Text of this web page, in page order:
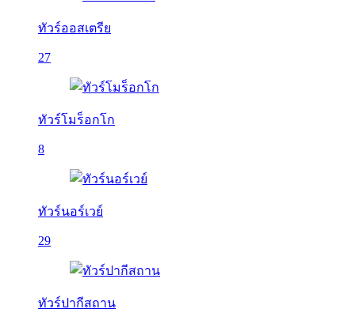
ทัวร์ออสเตรีย
27
ทัวร์โมร็อกโก
8
ทัวร์นอร์เวย์
29
ทัวร์ปากีสถาน